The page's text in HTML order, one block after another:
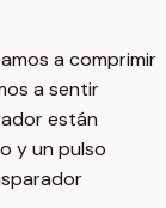
a comprimir
a sentir
están
y un pulso